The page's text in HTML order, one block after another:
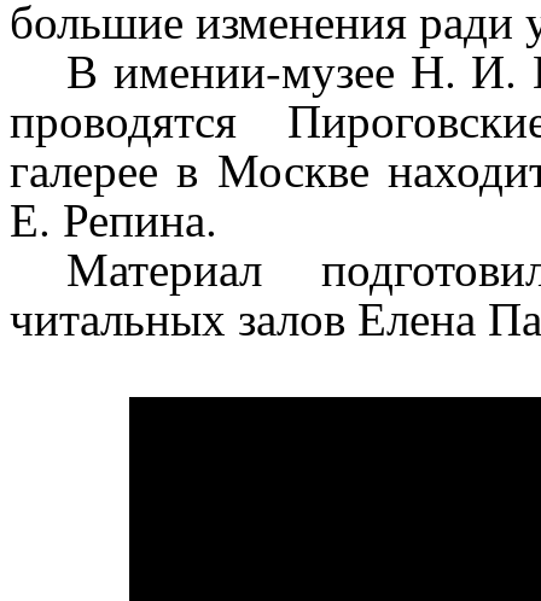
большие изменения ради
В имении-музее Н. И.
проводятся
галерее в Москве
Е. Репина.
Материал
читальных залов Елена